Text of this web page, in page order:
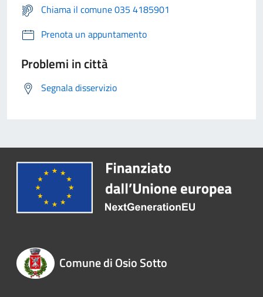
Chiama il comune 035 4185901
Prenota un appuntamento
Problemi in città
Segnala disservizio
Comune di Osio Sotto